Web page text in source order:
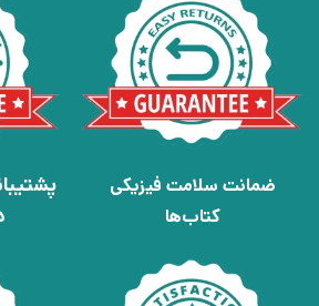
ضمانت سلامت فیزیکی
کتاب‌ها